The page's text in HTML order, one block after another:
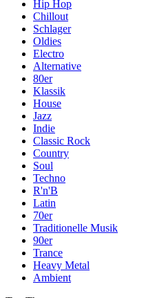
Hip Hop
Chillout
Schlager
Oldies
Electro
Alternative
80er
Klassik
House
Jazz
Indie
Classic Rock
Country
Soul
Techno
R'n'B
Latin
70er
Traditionelle Musik
90er
Trance
Heavy Metal
Ambient